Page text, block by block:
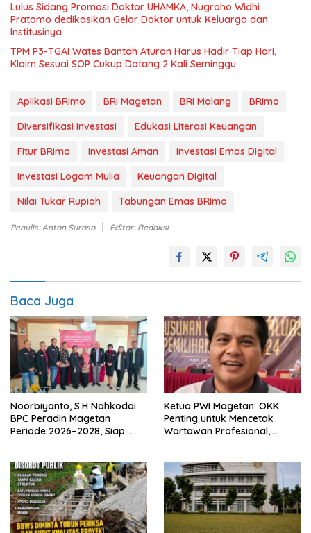
Lulus Sidang Promosi Doktor UHAMKA, Nugroho Widhi
Pratomo dedikasikan Gelar Doktor untuk Keluarga dan
Institusinya
TPM P3-TGAI Wates Bantah Aturan Harus Hadir Tiap Hari,
Klaim Sesuai SOP Cukup Datang 2 Kali Seminggu
Aplikasi BRImo BRI Magetan BRI Malang
BRImo
Diversifikasi Investasi
Edukasi Literasi Keuangan
Fitur BRImo
Investasi Aman
Investasi Emas Digital
Investasi Logam Mulia
Keuangan Digital
Nilai Tukar Rupiah
Tabungan Emas BRImo
Penulis: Anton Suroso Editor: Redaksi
Baca Juga
Noorbiyanto, S.H Nahkodai
BPC Peradin Magetan
Periode 2026–2028, Siap
Ketua PWI Magetan: OKK
Penting untuk Mencetak
Wartawan Profesional,